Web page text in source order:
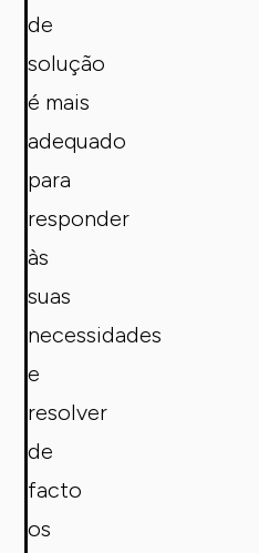
de
solução
é mais
adequado
para
responder
às
suas
necessidades
e
resolver
de
facto
os